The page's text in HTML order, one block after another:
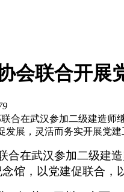
会联合开展
合在武汉参加二级建造
展，灵活而务实开展党建
合在武汉参加二级建
馆，以党建促联合，